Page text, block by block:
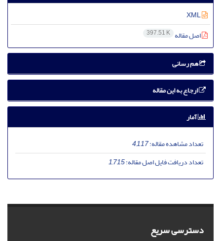
اصل مقاله 397.51 K
هم رسانی
ارجاع به این مقاله
آمار
تعداد مشاهده مقاله:4,117
تعداد دریافت فایل اصل مقاله:1,715
دسترسی سریع